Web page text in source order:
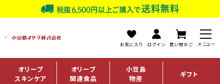
お気に入り ログイン 買い物かご
オリーブ
スキンケア
オリーブ
関連食品
小豆島
物産
ギフト